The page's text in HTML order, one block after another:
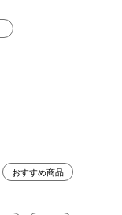
おすすめ商品